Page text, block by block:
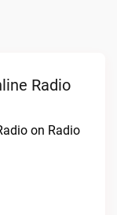
Radio
on Radio